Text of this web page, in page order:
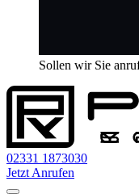
Sollen wir Sie
02331 1873030
Jetzt Anrufen